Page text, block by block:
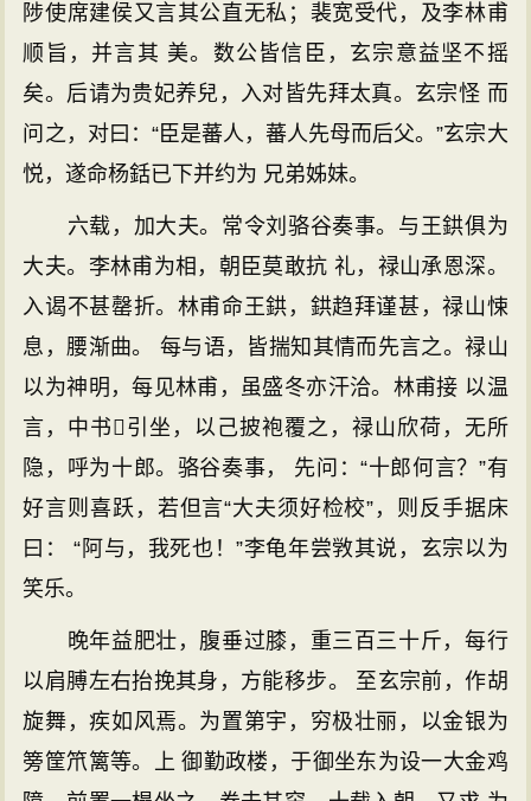
陟使席建侯又言其公直无私；裴宽受代，及李林甫
顺旨，并言其 美。数公皆信臣，玄宗意益坚不摇
矣。后请为贵妃养兒，入对皆先拜太真。玄宗怪 而
问之，对曰：“臣是蕃人，蕃人先母而后父。”玄宗大
悦，遂命杨銛已下并约为 兄弟姊妹。
六载，加大夫。常令刘骆谷奏事。与王鉷俱为
大夫。李林甫为相，朝臣莫敢抗 礼，禄山承恩深。
入谒不甚罄折。林甫命王鉷，鉷趋拜谨甚，禄山悚
息，腰渐曲。 每与语，皆揣知其情而先言之。禄山
以为神明，每见林甫，虽盛冬亦汗洽。林甫接 以温
言，中书引坐，以己披袍覆之，禄山欣荷，无所
隐，呼为十郎。骆谷奏事， 先问：“十郎何言？”有
好言则喜跃，若但言“大夫须好检校”，则反手据床
曰： “阿与，我死也！”李龟年尝敩其说，玄宗以为
笑乐。
晚年益肥壮，腹垂过膝，重三百三十斤，每行
以肩膊左右抬挽其身，方能移步。 至玄宗前，作胡
旋舞，疾如风焉。为置第宇，穷极壮丽，以金银为
篣筐笊篱等。上 御勤政楼，于御坐东为设一大金鸡